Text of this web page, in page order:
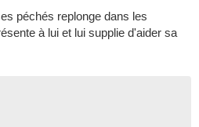
péchés replonge dans les
à lui et lui supplie d'aider sa